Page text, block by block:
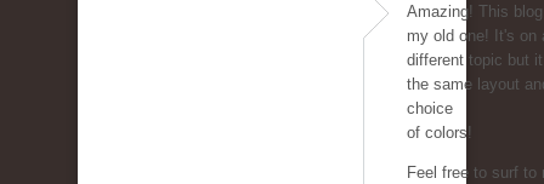
Amazing! This
my old one! It's on
different topic but
the same layout
choice
of colors!
Feel free to surf